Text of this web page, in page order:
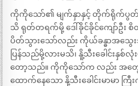
ကိုကိုသော်၏ မျက်နှာနှင့် တိုက်ရိုက်ပွ
သိ ရုတ်တရက်မို့ ဒေါ်ခိုင်ခိုင်ကျော်ဦး
ပိတ်သွားသော်လည်း ကိုယ်ခန္ဓာအသွေး
ပြန်သည်မို့လားမသိ၊ နိူ့သီးခေါင်းနှစ်
တော့သည်။ ကိုကိုသော်က လည်း အတွေ့
ထောက်နေသော နို့သီးခေါင်းမာမာ က